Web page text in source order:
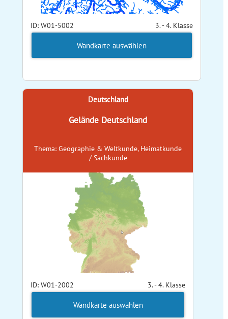
ID: W01-5002 3. - 4. Klasse
Wandkarte auswählen
Deutschland
Gelände Deutschland
Thema: Geographie & Weltkunde, Heimatkunde
/ Sachkunde
ID: W01-2002 3. - 4. Klasse
Wandkarte auswählen